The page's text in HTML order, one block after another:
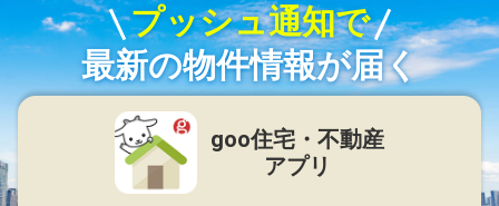
プッシュ通知で
最新の物件情報が届く
goo住宅・不動産
アプリ